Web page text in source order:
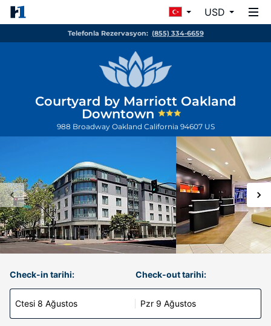
USD
Telefonla Rezervasyon: (855) 334-6659
Courtyard by Marriott Oakland
Downtown
988 Broadway Oakland California 94607 US
Check-in tarihi:
Ctesi 8 Ağustos
Check-out tarihi:
Pzr 9 Ağustos